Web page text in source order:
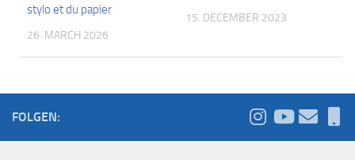
stylo et du papier
26. MARCH 2026
15. DECEMBER 2023
FOLGEN: